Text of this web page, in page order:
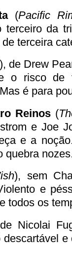
(Pacific
da
terceira
de Drew
o risco
é para
Reinos(
e Joe
e a
quebra
), sem
e
todos os
Nicolai